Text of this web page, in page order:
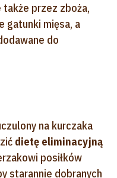
także przez zboża,
gatunki mięsa, a
do
na kurczaka
dietę eliminacyjną
posiłków
starannie dobranych